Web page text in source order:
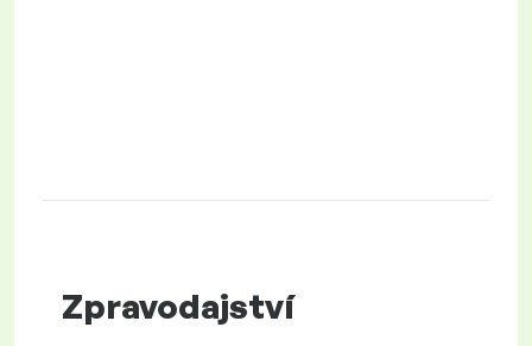
Zpravodajství